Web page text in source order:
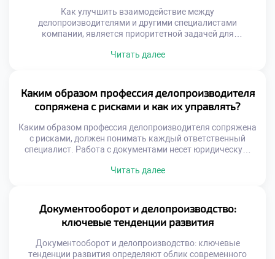
Как улучшить взаимодействие между
делопроизводителями и другими специалистами
компании, является приоритетной задачей для
Документооборот пронизывает все департаменты
всего механизма. Качество сотрудничества напрямую
влияет на скорость принятия управленческих решений.
Делопроизводитель выступает связующим звеном между
разрозненными функциями. Гармония в отношениях
обеспечивает […]
Читать далее
Каким образом профессия делопроизводителя
сопряжена с рисками и как их управлять?
Каким образом профессия делопроизводителя сопряжена
с рисками, должен понимать каждый ответственный
специалист. Работа с документами несет юридическую,
организации. Ошибки в этой сфере могут привести к
профессиональной компетенции современного
сотрудника. Понимание природы угроз позволяет
предотвращать проблемы до их возникновения. Риски
Читать далее
Документооборот и делопроизводство:
ключевые тенденции развития
Документооборот и делопроизводство: ключевые
тенденции развития определяют облик современного